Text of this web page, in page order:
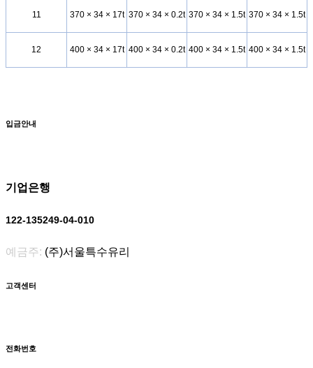
11 370 × 34 × 17t 370 × 34 × 0.2t 370 × 34 × 1.5t 370 × 34 × 1.5t
12 400 × 34 × 17t 400 × 34 × 0.2t 400 × 34 × 1.5t 400 × 34 × 1.5t
입금안내
기업은행
122-135249-04-010
예금주: (주)서울특수유리
고객센터
전화번호